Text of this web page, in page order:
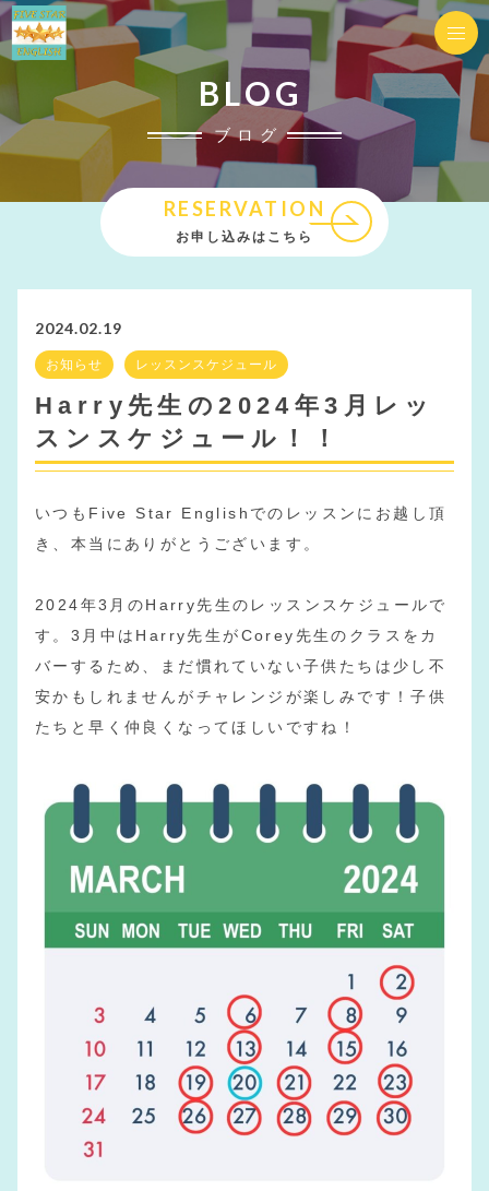
BLOG
ブログ
RESERVATION
お申し込みはこちら
2024.02.19
お知らせ レッスンスケジュール
Harry先生の2024年3月レッ
スンスケジュール！！
いつもFive Star Englishでのレッスンにお越し頂
き、本当にありがとうございます。
2024年3月のHarry先生のレッスンスケジュールで
す。3月中はHarry先生がCorey先生のクラスをカ
バーするため、まだ慣れていない子供たちは少し不
安かもしれませんがチャレンジが楽しみです！子供
たちと早く仲良くなってほしいですね！